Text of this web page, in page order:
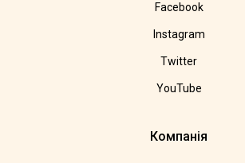
Facebook
Instagram
Twitter
YouTube
Компанія